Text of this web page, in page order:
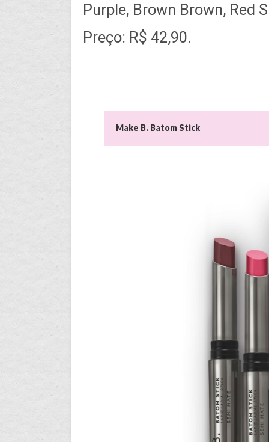
Purple, Brown Brown, Red
Preço: R$ 42,90.
Make B. Batom Stick